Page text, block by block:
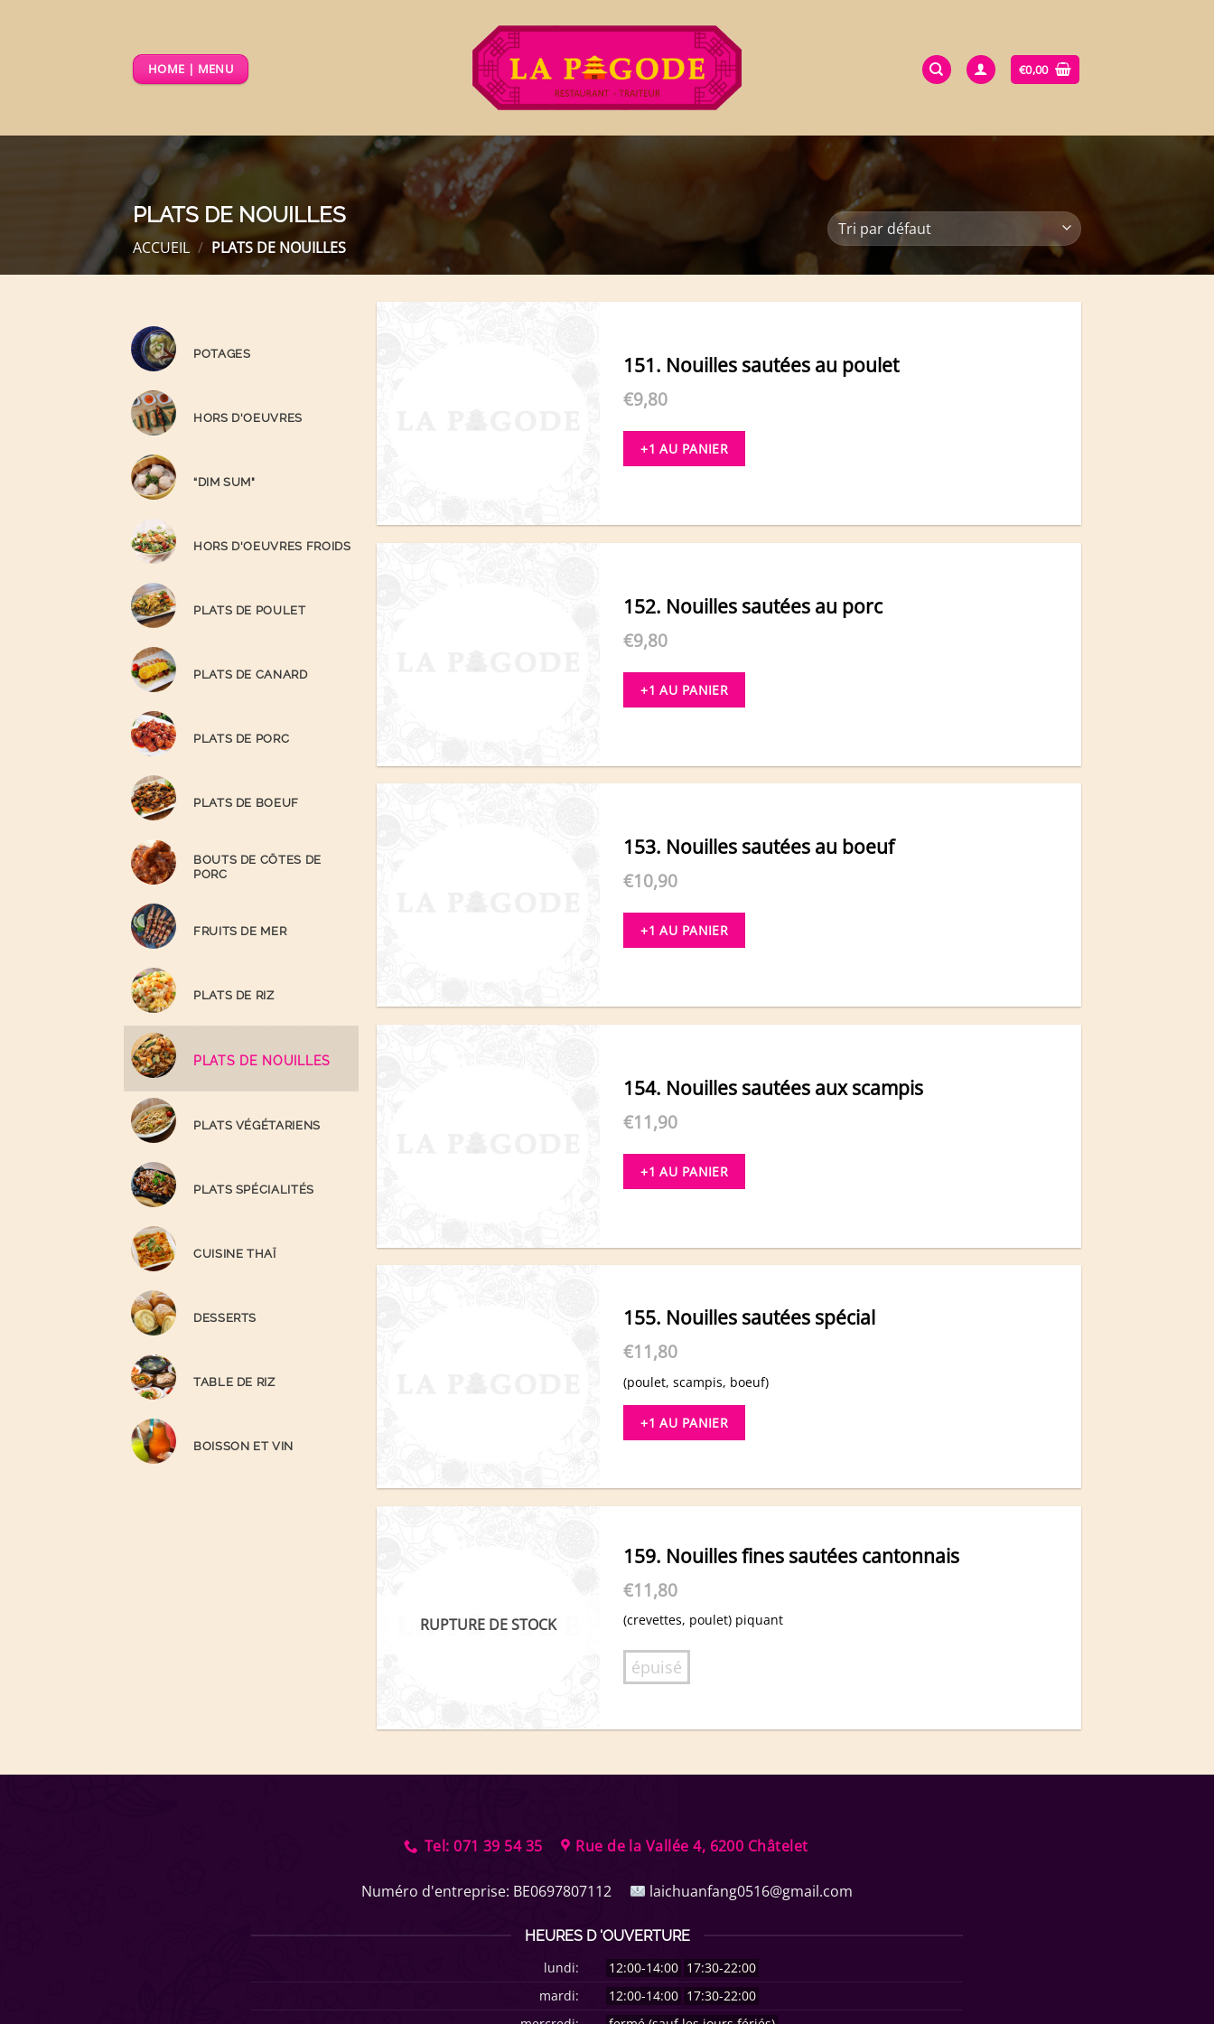
HOME | MENU €0,00
PLATS DE NOUILLES
ACCUEIL / PLATS DE NOUILLES
POTAGES
HORS D'OEUVRES
“DIM SUM"
HORS D'OEUVRES FROIDS
PLATS DE POULET
PLATS DE CANARD
PLATS DE PORC
PLATS DE BOEUF
BOUTS DE CÖTES DE
PORC
FRUITS DE MER
PLATS DE RIZ
PLATS DE NOUILLES
PLATS VÉGÉTARIENS
PLATS SPÉCIALITÉS
CUISINE THAÏ
DESSERTS
TABLE DE RIZ
BOISSON ET VIN
151. Nouilles sautées au poulet
€9,80
+1 AU PANIER
152. Nouilles sautées au porc
€9,80
+1 AU PANIER
153. Nouilles sautées au boeuf
€10,90
+1 AU PANIER
154. Nouilles sautées aux scampis
€11,90
+1 AU PANIER
155. Nouilles sautées spécial
€11,80
(poulet, scampis, boeuf)
+1 AU PANIER
RUPTURE DE STOCK
159. Nouilles fines sautées cantonnais
€11,80
(crevettes, poulet) piquant
épuisé
Tel: 071 39 54 35 Rue de la Vallée 4, 6200 Châtelet
Numéro d'entreprise: BE0697807112 laichuanfang0516@gmail.com
HEURES D 'OUVERTURE
lundi:
12:00-14:00 17:30-22:00
mardi:
12:00-14:00 17:30-22:00